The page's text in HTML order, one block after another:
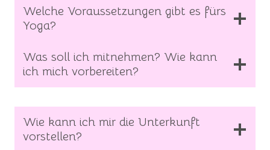
Welche Voraussetzungen gibt es fürs
Yoga?
Was soll ich mitnehmen? Wie kann
ich mich vorbereiten?
Wie kann ich mir die Unterkunft
vorstellen?